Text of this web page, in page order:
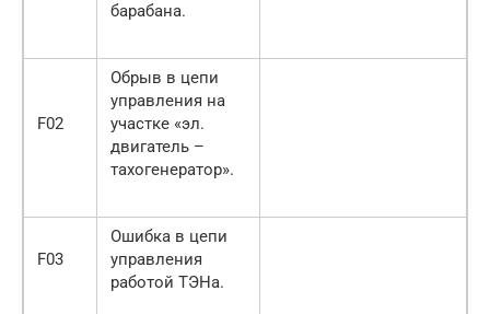
барабана.
F02
Обрыв в цепи
управления на
участке «эл.
двигатель –
тахогенератор».
F03
Ошибка в цепи
управления
работой ТЭНа.